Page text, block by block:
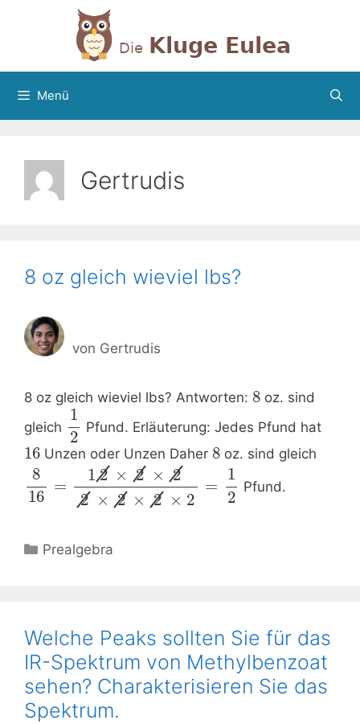
Menü
Gertrudis
8 oz gleich wieviel lbs?
von Gertrudis
8 oz gleich wieviel lbs? Antworten: 8 oz. sind
gleich
1
2
Pfund. Erläuterung: Jedes Pfund hat
16 Unzen oder Unzen Daher 8 oz. sind gleich
8
16
=
1 2 × 2 × 2
2 × 2 × 2 × 2
=
1
2
Pfund.
Kategorien
Prealgebra
Welche Peaks sollten Sie für das
IR-Spektrum von Methylbenzoat
sehen? Charakterisieren Sie das
Spektrum.